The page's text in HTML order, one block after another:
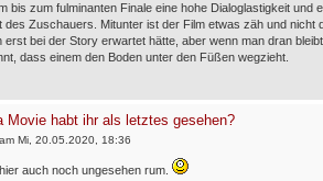
bis zum fulminanten Finale eine hohe Dialoglastigkeit und
des Zuschauers. Mitunter ist der Film etwas zäh und nicht
erst bei der Story erwartet hätte, aber wenn man dran
dass einem den Boden unter den Füßen wegzieht.
Movie habt ihr als letztes gesehen?
am Mi, 20.05.2020, 18:36
auch noch ungesehen rum.